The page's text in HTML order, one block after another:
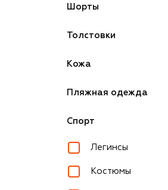
Шорты
Толстовки
Кожа
Пляжная одежда
Спорт
Легинсы
Костюмы